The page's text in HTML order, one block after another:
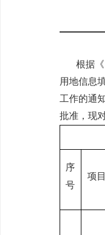
根据
用地信息
工作的通
批准，现
序
号
项